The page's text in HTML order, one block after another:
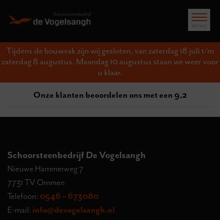
Tijdens de bouwvak zijn wij gesloten, van zaterdag 18 juli t/m
zaterdag 8 augustus. Maandag 10 augustus staan we weer voor
u klaar.
Onze klanten beoordelen ons met een 9,2
Schoorsteenbedrijf De Vogelsangh
Nieuwe Hammerweg 7
7731 TV Ommen
Telefoon: 0546 – 673080
E-mail: info@devogelsangh.nl